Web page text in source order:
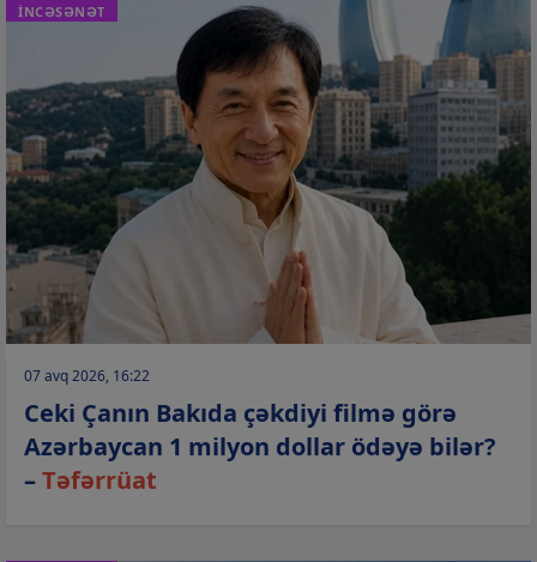
İNCƏSƏNƏT
07 avq 2026, 16:22
Ceki Çanın Bakıda çəkdiyi filmə görə
Azərbaycan 1 milyon dollar ödəyə bilər?
–Təfərrüat